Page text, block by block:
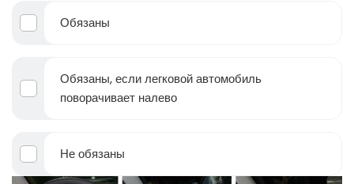
Обязаны
Обязаны, если легковой автомобиль
поворачивает налево
Не обязаны